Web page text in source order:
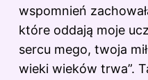
wspomnień
które oddają moje
sercu mego, twoja
wieki wieków trwa”.